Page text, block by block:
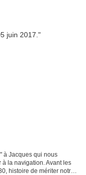
à Jacques qui nous
la navigation. Avant les
histoire de mériter notre